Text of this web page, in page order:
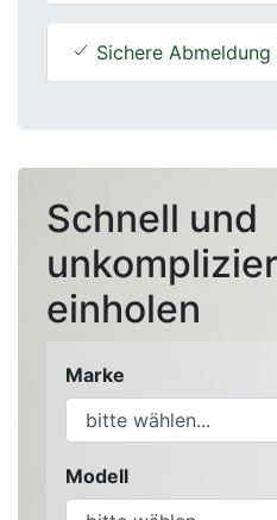
Sichere
Schnell und
einholen
Marke
Modell